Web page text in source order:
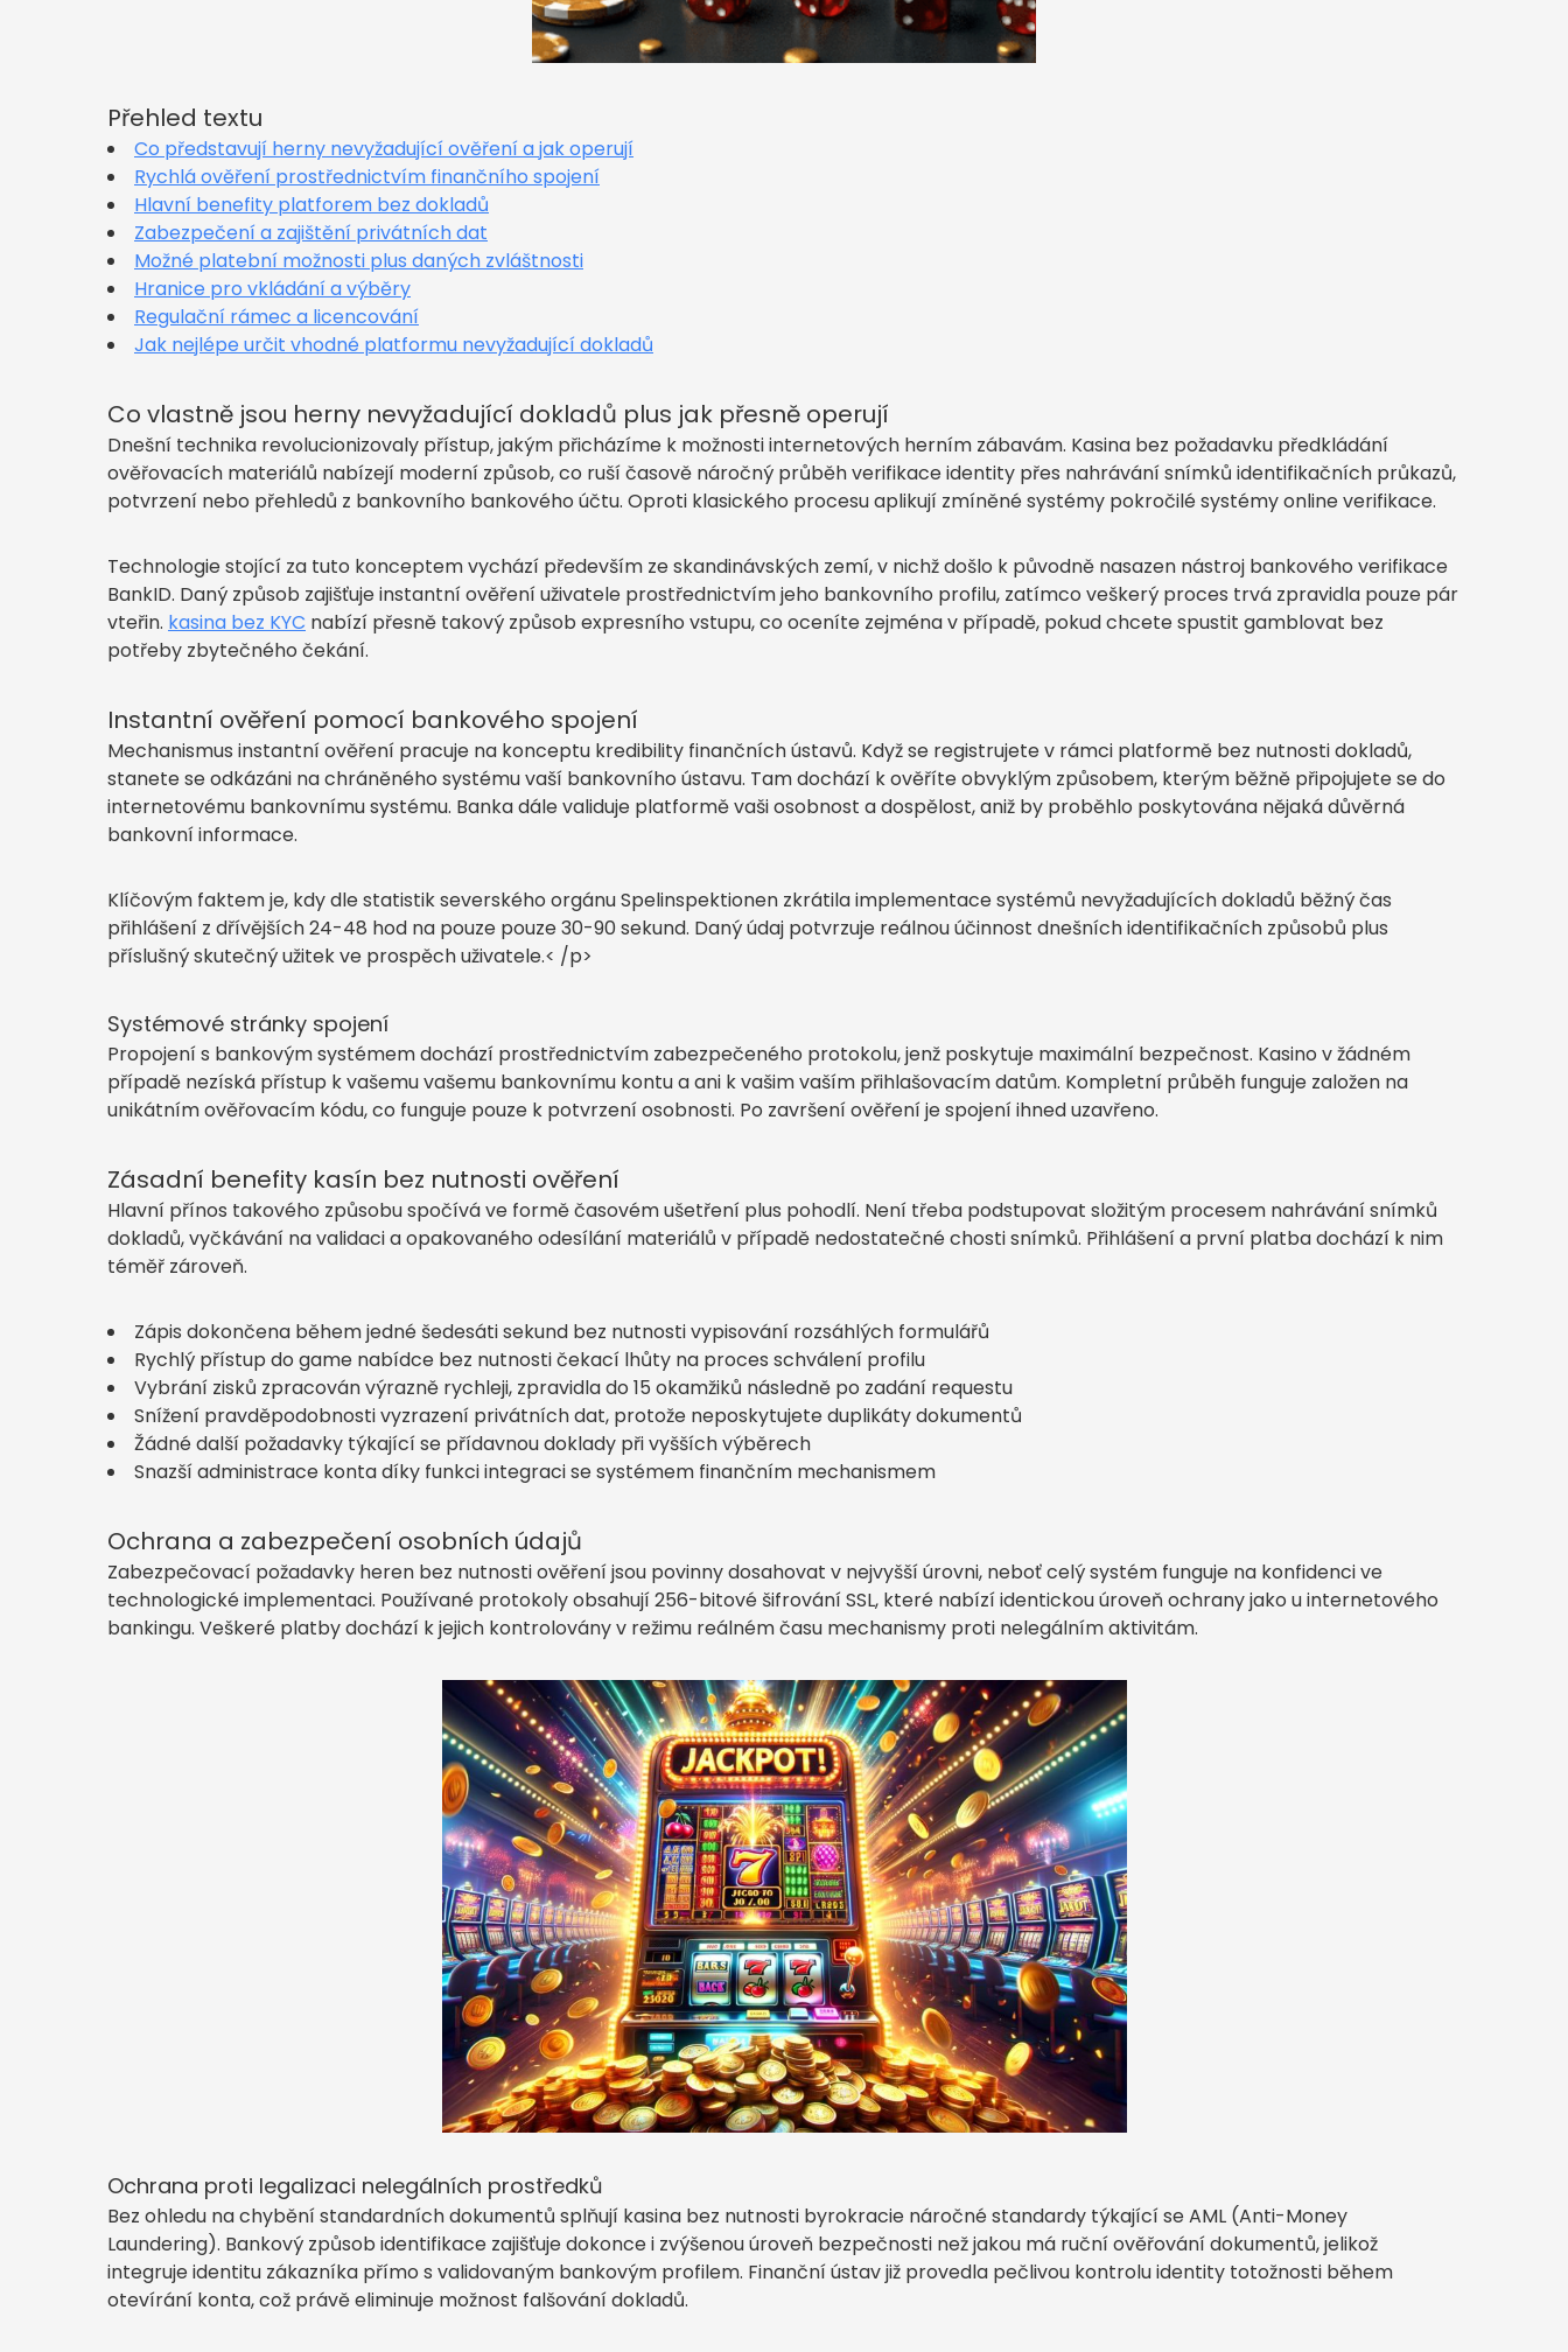
Přehled textu
Co představují herny nevyžadující ověření a jak operují
Rychlá ověření prostřednictvím finančního spojení
Hlavní benefity platforem bez dokladů
Zabezpečení a zajištění privátních dat
Možné platební možnosti plus daných zvláštnosti
Hranice pro vkládání a výběry
Regulační rámec a licencování
Jak nejlépe určit vhodné platformu nevyžadující dokladů
Co vlastně jsou herny nevyžadující dokladů plus jak přesně operují
Dnešní technika revolucionizovaly přístup, jakým přicházíme k možnosti internetových herním zábavám. Kasina bez požadavku předkládání
ověřovacích materiálů nabízejí moderní způsob, co ruší časově náročný průběh verifikace identity přes nahrávání snímků identifikačních průkazů,
potvrzení nebo přehledů z bankovního bankového účtu. Oproti klasického procesu aplikují zmíněné systémy pokročilé systémy online verifikace.
Technologie stojící za tuto konceptem vychází především ze skandinávských zemí, v nichž došlo k původně nasazen nástroj bankového verifikace
BankID. Daný způsob zajišťuje instantní ověření uživatele prostřednictvím jeho bankovního profilu, zatímco veškerý proces trvá zpravidla pouze pár
vteřin. kasina bez KYC nabízí přesně takový způsob expresního vstupu, co oceníte zejména v případě, pokud chcete spustit gamblovat bez
potřeby zbytečného čekání.
Instantní ověření pomocí bankového spojení
Mechanismus instantní ověření pracuje na konceptu kredibility finančních ústavů. Když se registrujete v rámci platformě bez nutnosti dokladů,
stanete se odkázáni na chráněného systému vaší bankovního ústavu. Tam dochází k ověříte obvyklým způsobem, kterým běžně připojujete se do
internetovému bankovnímu systému. Banka dále validuje platformě vaši osobnost a dospělost, aniž by proběhlo poskytována nějaká důvěrná
bankovní informace.
Klíčovým faktem je, kdy dle statistik severského orgánu Spelinspektionen zkrátila implementace systémů nevyžadujících dokladů běžný čas
přihlášení z dřívějších 24-48 hod na pouze pouze 30-90 sekund. Daný údaj potvrzuje reálnou účinnost dnešních identifikačních způsobů plus
příslušný skutečný užitek ve prospěch uživatele.< /p>
Systémové stránky spojení
Propojení s bankovým systémem dochází prostřednictvím zabezpečeného protokolu, jenž poskytuje maximální bezpečnost. Kasino v žádném
případě nezíská přístup k vašemu vašemu bankovnímu kontu a ani k vašim vaším přihlašovacím datům. Kompletní průběh funguje založen na
unikátním ověřovacím kódu, co funguje pouze k potvrzení osobnosti. Po završení ověření je spojení ihned uzavřeno.
Zásadní benefity kasín bez nutnosti ověření
Hlavní přínos takového způsobu spočívá ve formě časovém ušetření plus pohodlí. Není třeba podstupovat složitým procesem nahrávání snímků
dokladů, vyčkávání na validaci a opakovaného odesílání materiálů v případě nedostatečné chosti snímků. Přihlášení a první platba dochází k nim
téměř zároveň.
Zápis dokončena během jedné šedesáti sekund bez nutnosti vypisování rozsáhlých formulářů
Rychlý přístup do game nabídce bez nutnosti čekací lhůty na proces schválení profilu
Vybrání zisků zpracován výrazně rychleji, zpravidla do 15 okamžiků následně po zadání requestu
Snížení pravděpodobnosti vyzrazení privátních dat, protože neposkytujete duplikáty dokumentů
Žádné další požadavky týkající se přídavnou doklady při vyšších výběrech
Snazší administrace konta díky funkci integraci se systémem finančním mechanismem
Ochrana a zabezpečení osobních údajů
Zabezpečovací požadavky heren bez nutnosti ověření jsou povinny dosahovat v nejvyšší úrovni, neboť celý systém funguje na konfidenci ve
technologické implementaci. Používané protokoly obsahují 256-bitové šifrování SSL, které nabízí identickou úroveň ochrany jako u internetového
bankingu. Veškeré platby dochází k jejich kontrolovány v režimu reálném času mechanismy proti nelegálním aktivitám.
Ochrana proti legalizaci nelegálních prostředků
Bez ohledu na chybění standardních dokumentů splňují kasina bez nutnosti byrokracie náročné standardy týkající se AML (Anti-Money
Laundering). Bankový způsob identifikace zajišťuje dokonce i zvýšenou úroveň bezpečnosti než jakou má ruční ověřování dokumentů, jelikož
integruje identitu zákazníka přímo s validovaným bankovým profilem. Finanční ústav již provedla pečlivou kontrolu identity totožnosti během
otevírání konta, což právě eliminuje možnost falšování dokladů.